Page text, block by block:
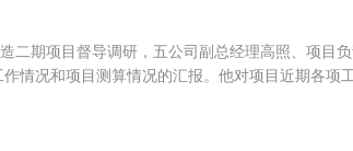
期项目督导调研，五公司副总经理高照、项目
情况和项目测算情况的汇报。他对项目近期各项